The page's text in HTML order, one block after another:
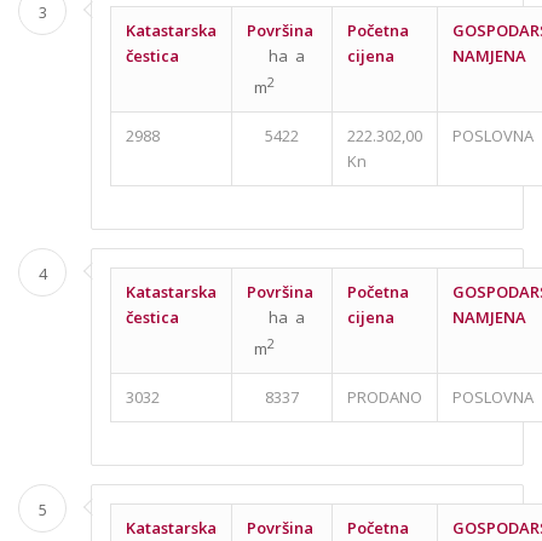
3
Katastarska
čestica
Površina
ha a
m2
Početna
cijena
NAMJENA
2988 5422
222.302,00
Kn
POSLOVNA
4
Katastarska
čestica
Površina
ha a
m2
Početna
cijena
NAMJENA
3032 8337 PRODANO POSLOVNA
5
Katastarska
Površina
Početna